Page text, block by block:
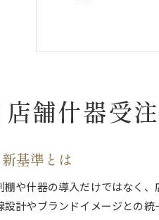
販促什器
販促什器 大
店舗什器の
大阪の什器
店舗空間づくり
舗什器受
基準とは
や什器の導入だけではなく
計やブランドイメージとの統